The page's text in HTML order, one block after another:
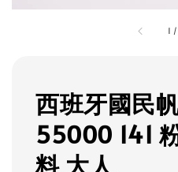
1 /
西班牙國民
55000 141
料 大人